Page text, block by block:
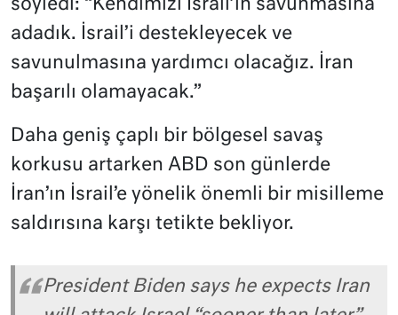
söyledi: “Kendimizi İsrail’in savunmasına
adadık. İsrail’i destekleyecek ve
savunulmasına yardımcı olacağız. İran
başarılı olamayacak.”
Daha geniş çaplı bir bölgesel savaş
korkusu artarken ABD son günlerde
İran’ın İsrail’e yönelik önemli bir misilleme
saldırısına karşı tetikte bekliyor.
President Biden says he expects Iran